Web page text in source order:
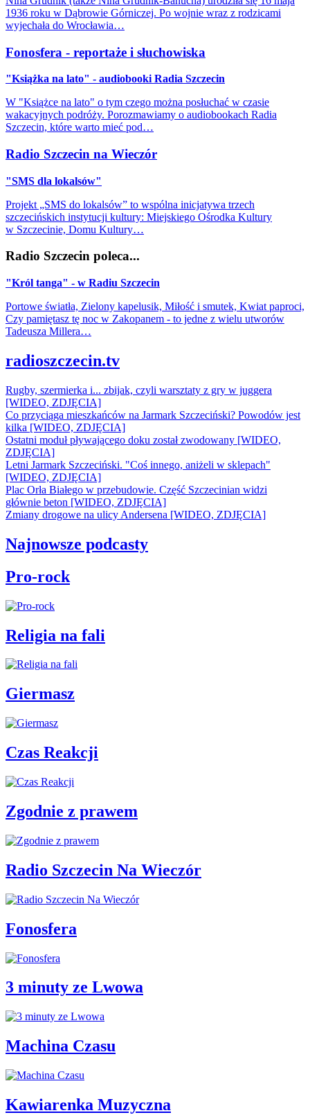
1936 roku w Dąbrowie Górniczej. Po wojnie wraz z rodzicami
wyjechała do Wrocławia…
Fonosfera - reportaże i słuchowiska
"Książka na lato" - audiobooki Radia Szczecin
W "Książce na lato" o tym czego można posłuchać w czasie
wakacyjnych podróży. Porozmawiamy o audiobookach Radia
Szczecin, które warto mieć pod…
Radio Szczecin na Wieczór
"SMS dla lokalsów"
Projekt „SMS do lokalsów” to wspólna inicjatywa trzech
szczecińskich instytucji kultury: Miejskiego Ośrodka Kultury
w Szczecinie, Domu Kultury…
Radio Szczecin poleca...
"Król tanga" - w Radiu Szczecin
Portowe światła, Zielony kapelusik, Miłość i smutek, Kwiat paproci,
Czy pamiętasz tę noc w Zakopanem - to jedne z wielu utworów
Tadeusza Millera…
radioszczecin.tv
Rugby, szermierka i... zbijak, czyli warsztaty z gry w juggera
[WIDEO, ZDJĘCIA]
Co przyciąga mieszkańców na Jarmark Szczeciński? Powodów jest
kilka [WIDEO, ZDJĘCIA]
Ostatni moduł pływającego doku został zwodowany [WIDEO,
ZDJĘCIA]
Letni Jarmark Szczeciński. "Coś innego, aniżeli w sklepach"
[WIDEO, ZDJĘCIA]
Plac Orła Białego w przebudowie. Część Szczecinian widzi
głównie beton [WIDEO, ZDJĘCIA]
Zmiany drogowe na ulicy Andersena [WIDEO, ZDJĘCIA]
Najnowsze podcasty
Pro-rock
Religia na fali
Giermasz
Czas Reakcji
Zgodnie z prawem
Radio Szczecin Na Wieczór
Fonosfera
3 minuty ze Lwowa
Machina Czasu
Kawiarenka Muzyczna